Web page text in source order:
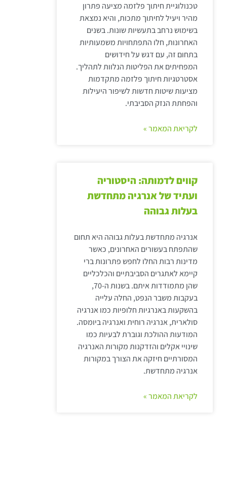
טכנולוגיית חיתוך פלזמה מציעה פתרון
מהיר ויעיל לחיתוך מתכות, והיא נמצאת
בשימוש נרחב בתעשיות שונות. בשנים
האחרונות, חלו התפתחויות משמעותיות
בתחום זה, עם דגש על חידושים
המפחיתים את הפליטות הנלוות לתהליך.
אסטרטגיות חיתוך פלזמה מתקדמות
מציעות שיטות חדשות לשיפור היעילות
והפחתת הנזק הסביבתי.
לקריאת המאמר »
קווים לדמותה: היסטוריה
ועתיד של אנרגיה מתחדשת
בעלות גבוהה
אנרגיה מתחדשת בעלות גבוהה היא תחום
שהתפתח בעשורים האחרונים, כאשר
מדינות רבות החלו לחפש פתרונות ברי
קיימא לאתגרים הסביבתיים והכלכליים
שהן מתמודדות איתם. בשנות ה-70,
בעקבות משבר הנפט, החלה עלייה
בהשקעות באנרגיות חלופיות כמו אנרגיה
סולארית, אנרגיה רוחית ואנרגיה ביומסה.
המודעות ההולכת וגוברת לבעיות כמו
שינויי אקלים והזדקנות מקורות האנרגיה
המסורתיים חיזקה את הצורך במקורות
אנרגיה מתחדשת.
לקריאת המאמר »